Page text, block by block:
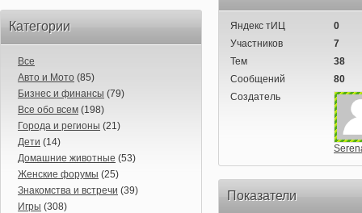
Категории
Все
Авто и Мото (85)
Бизнес и финансы (79)
Все обо всем (198)
Города и регионы (21)
Дети (14)
Домашние животные (53)
Женские форумы (25)
Знакомства и встречи (39)
Игры (308)
Яндекс тИЦ
0
Участников
7
Тем
38
Сообщений
80
Создатель
Показатели